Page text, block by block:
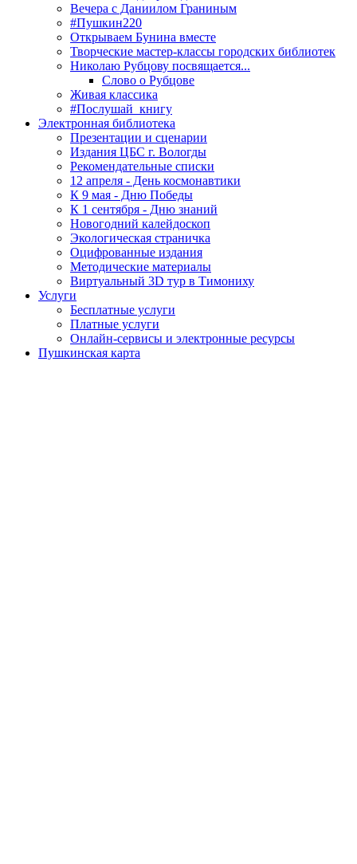
Вечера с Даниилом Граниным
#Пушкин220
Открываем Бунина вместе
Творческие мастер-классы городских библиотек
Николаю Рубцову посвящается...
Слово о Рубцове
Живая классика
#Послушай_книгу
Электронная библиотека
Презентации и сценарии
Издания ЦБС г. Вологды
Рекомендательные списки
12 апреля - День космонавтики
К 9 мая - Дню Победы
К 1 сентября - Дню знаний
Новогодний калейдоскоп
Экологическая страничка
Оцифрованные издания
Методические материалы
Виртуальный 3D тур в Тимониху
Услуги
Бесплатные услуги
Платные услуги
Онлайн-сервисы и электронные ресурсы
Пушкинская карта